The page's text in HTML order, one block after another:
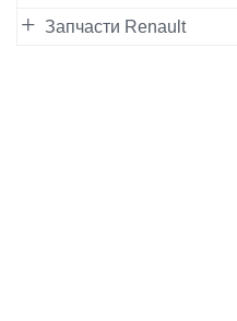
Запчасти Renault